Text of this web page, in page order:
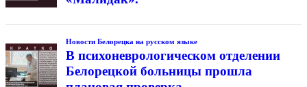
Новости Белорецка на русском языке
В психоневрологическом отделении
Белорецкой больницы прошла